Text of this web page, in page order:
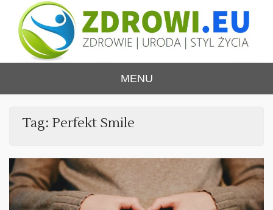
content
ZDROWI.EU
health&beauty, SPA, wellness
MENU
Tag: Perfekt Smile